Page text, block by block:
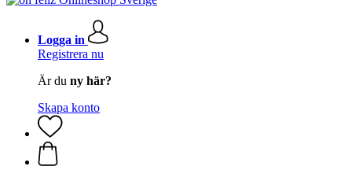
Logga in
Registrera nu
Är du ny här?
Skapa konto